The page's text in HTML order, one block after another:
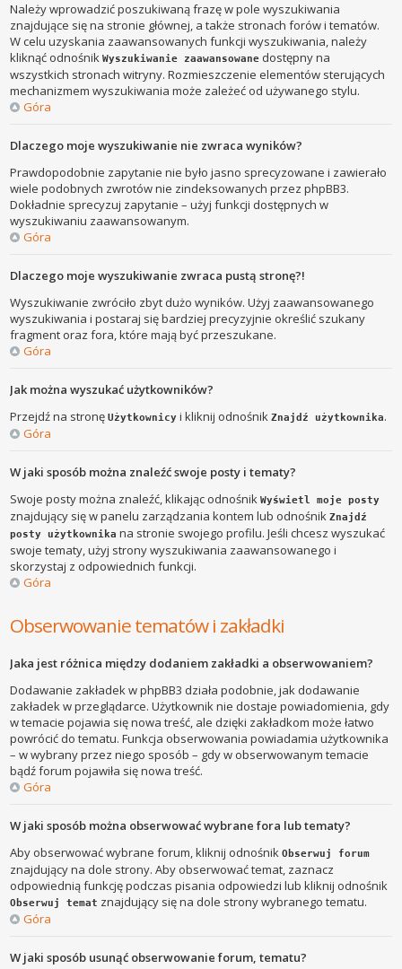
Należy wprowadzić poszukiwaną frazę w pole wyszukiwania
znajdujące się na stronie głównej, a także stronach forów i tematów.
W celu uzyskania zaawansowanych funkcji wyszukiwania, należy
kliknąć odnośnikWyszukiwanie zaawansowane dostępny na
wszystkich stronach witryny. Rozmieszczenie elementów sterujących
mechanizmem wyszukiwania może zależeć od używanego stylu.
Góra
Dlaczego moje wyszukiwanie nie zwraca wyników?
Prawdopodobnie zapytanie nie było jasno sprecyzowane i zawierało
wiele podobnych zwrotów nie zindeksowanych przez phpBB3.
Dokładnie sprecyzuj zapytanie – użyj funkcji dostępnych w
wyszukiwaniu zaawansowanym.
Góra
Dlaczego moje wyszukiwanie zwraca pustą stronę?!
Wyszukiwanie zwróciło zbyt dużo wyników. Użyj zaawansowanego
wyszukiwania i postaraj się bardziej precyzyjnie określić szukany
fragment oraz fora, które mają być przeszukane.
Góra
Jak można wyszukać użytkowników?
Przejdź na stronęUżytkownicy i kliknij odnośnikZnajdź użytkownika.
Góra
W jaki sposób można znaleźć swoje posty i tematy?
Swoje posty można znaleźć, klikając odnośnikWyświetl moje posty
znajdujący się w panelu zarządzania kontem lub odnośnikZnajdź
posty użytkownika na stronie swojego profilu. Jeśli chcesz wyszukać
swoje tematy, użyj strony wyszukiwania zaawansowanego i
skorzystaj z odpowiednich funkcji.
Góra
Obserwowanie tematów i zakładki
Jaka jest różnica między dodaniem zakładki a obserwowaniem?
Dodawanie zakładek w phpBB3 działa podobnie, jak dodawanie
zakładek w przeglądarce. Użytkownik nie dostaje powiadomienia, gdy
w temacie pojawia się nowa treść, ale dzięki zakładkom może łatwo
powrócić do tematu. Funkcja obserwowania powiadamia użytkownika
– w wybrany przez niego sposób – gdy w obserwowanym temacie
bądź forum pojawiła się nowa treść.
Góra
W jaki sposób można obserwować wybrane fora lub tematy?
Aby obserwować wybrane forum, kliknij odnośnikObserwuj forum
znajdujący na dole strony. Aby obserwować temat, zaznacz
odpowiednią funkcję podczas pisania odpowiedzi lub kliknij odnośnik
Obserwuj temat znajdujący się na dole strony wybranego tematu.
Góra
W jaki sposób usunąć obserwowanie forum, tematu?